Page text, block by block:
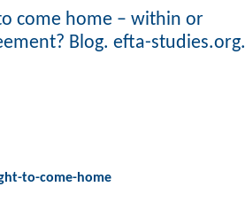
come home – within or
Blog. efta-studies.org.
to-come-home